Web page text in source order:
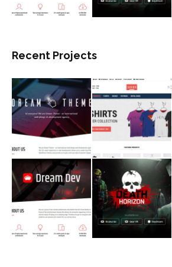
Recent Projects